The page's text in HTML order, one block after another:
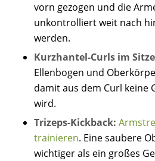
vorn gezogen und die
unkontrolliert weit nach
werden.
Kurzhantel-Curls im
Ellenbogen und
damit aus dem Curl keine
wird.
Trizeps-Kickback:
trainieren. Eine saubere
wichtiger als ein großes